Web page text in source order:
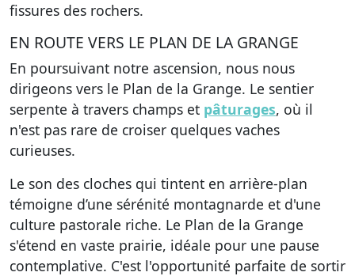
fissures des rochers.
EN ROUTE VERS LE PLAN DE LA GRANGE
En poursuivant notre ascension, nous nous
dirigeons vers le Plan de la Grange. Le sentier
serpente à travers champs et pâturages, où il
n'est pas rare de croiser quelques vaches
curieuses.
Le son des cloches qui tintent en arrière-plan
témoigne d’une sérénité montagnarde et d'une
culture pastorale riche. Le Plan de la Grange
s'étend en vaste prairie, idéale pour une pause
contemplative. C'est l'opportunité parfaite de sortir